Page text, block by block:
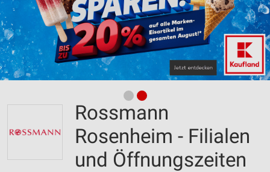
Rossmann
Rosenheim - Filialen
und Öffnungszeiten